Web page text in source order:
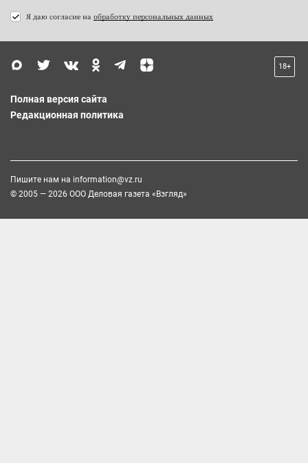
Я даю согласие на обработку персональных данных
18+
Полная версия сайта
Редакционная политика
Пишите нам на information@vz.ru
© 2005 — 2026 ООО Деловая газета «Взгляд»